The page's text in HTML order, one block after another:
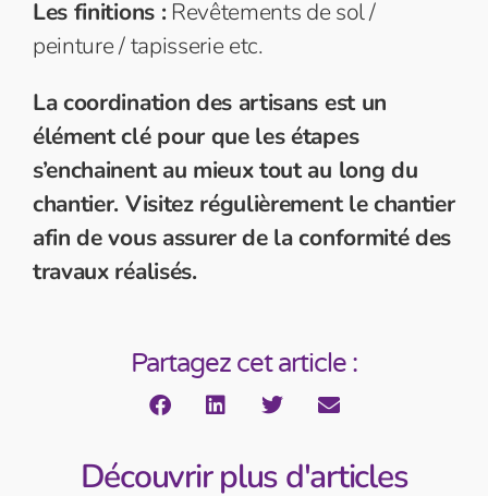
Les finitions :Revêtements de sol /
peinture / tapisserie etc.
La coordination des artisans est un
élément clé pour que les étapes
s’enchainent au mieux tout au long du
chantier. Visitez régulièrement le chantier
afin de vous assurer de la conformité des
travaux réalisés.
Partagez cet article :
Découvrir plus d'articles